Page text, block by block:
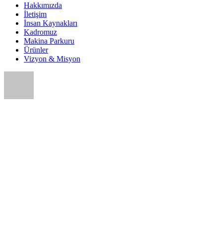
Hakkımızda
İletişim
İnsan Kaynakları
Kadromuz
Makina Parkuru
Ürünler
Vizyon & Misyon